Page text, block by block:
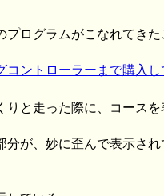
ログラムがこなれてき
コントローラーまで購入し
と走った際に、コース
が、妙に歪んで表示さ